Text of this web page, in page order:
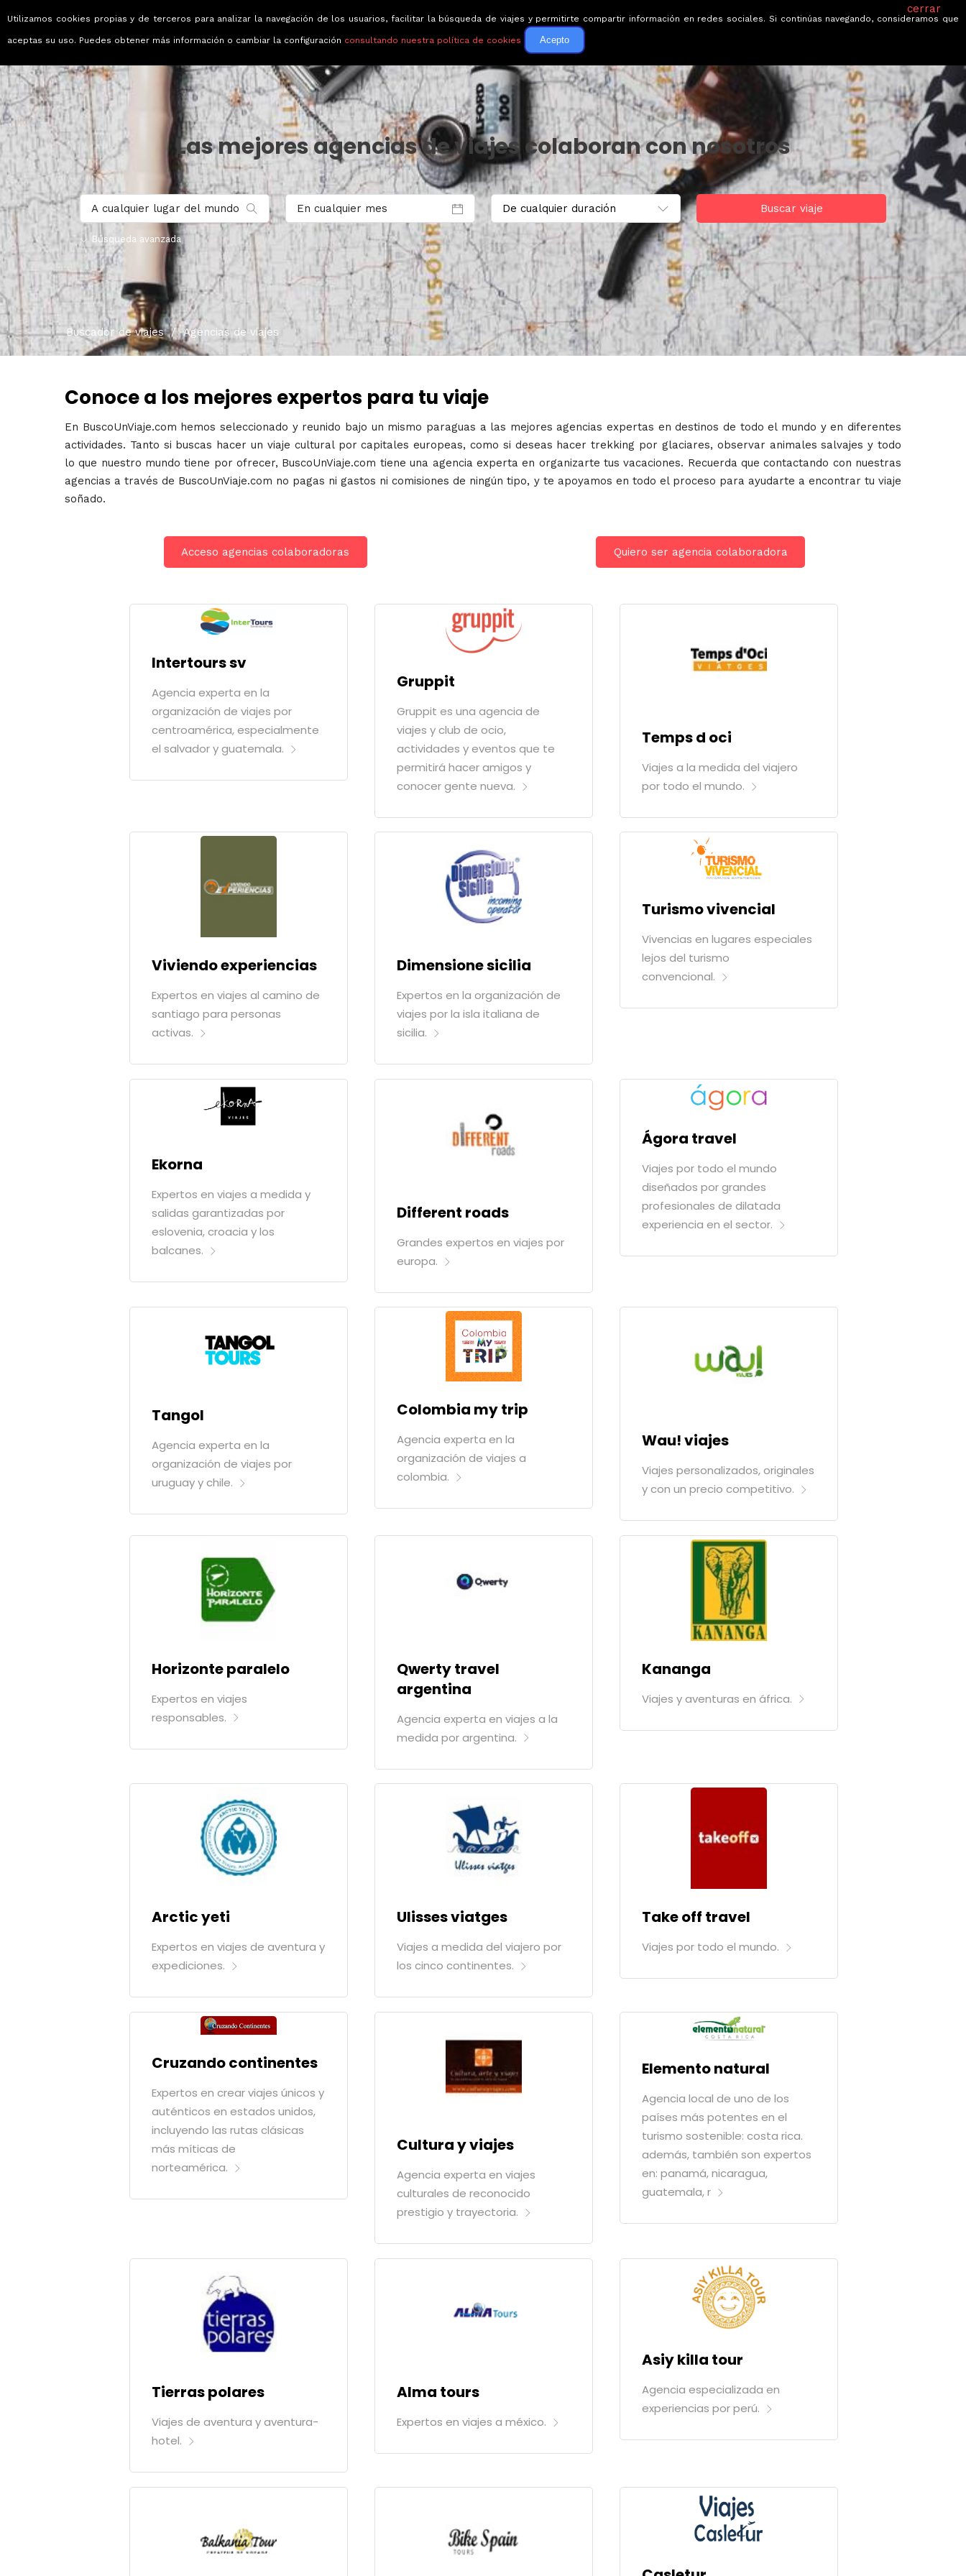
Viajes que emocionan
Circuitos Guías de viaje Ofertas Blog Quiénes somos
Las mejores agencias de viajes colaboran con nosotros
Búsqueda avanzada
Buscador de viajes / Agencias de viajes
Conoce a los mejores expertos para tu viaje
En BuscoUnViaje.com hemos seleccionado y reunido bajo un mismo paraguas a las mejores agencias expertas en destinos de todo el mundo y en diferentes
actividades. Tanto si buscas hacer un viaje cultural por capitales europeas, como si deseas hacer trekking por glaciares, observar animales salvajes y todo
lo que nuestro mundo tiene por ofrecer, BuscoUnViaje.com tiene una agencia experta en organizarte tus vacaciones. Recuerda que contactando con nuestras
agencias a través de BuscoUnViaje.com no pagas ni gastos ni comisiones de ningún tipo, y te apoyamos en todo el proceso para ayudarte a encontrar tu viaje
soñado.
Acceso agencias colaboradoras Quiero ser agencia colaboradora
Intertours sv
Agencia experta en la
organización de viajes por
centroamérica, especialmente
el salvador y guatemala.
Gruppit
Gruppit es una agencia de
viajes y club de ocio,
actividades y eventos que te
permitirá hacer amigos y
conocer gente nueva.
Temps d oci
Viajes a la medida del viajero
por todo el mundo.
Viviendo experiencias
Expertos en viajes al camino de
santiago para personas
activas.
Dimensione sicilia
Expertos en la organización de
viajes por la isla italiana de
sicilia.
Turismo vivencial
Vivencias en lugares especiales
lejos del turismo
convencional.
Ekorna
Expertos en viajes a medida y
salidas garantizadas por
eslovenia, croacia y los
balcanes.
Different roads
Grandes expertos en viajes por
europa.
Ágora travel
Viajes por todo el mundo
diseñados por grandes
profesionales de dilatada
experiencia en el sector.
Tangol
Agencia experta en la
organización de viajes por
uruguay y chile.
Colombia my trip
Agencia experta en la
organización de viajes a
colombia.
Wau! viajes
Viajes personalizados, originales
y con un precio competitivo.
Horizonte paralelo
Expertos en viajes
responsables.
Qwerty travel
argentina
Agencia experta en viajes a la
medida por argentina.
Kananga
Viajes y aventuras en áfrica.
Arctic yeti
Expertos en viajes de aventura y
expediciones.
Ulisses viatges
Viajes a medida del viajero por
los cinco continentes.
Take off travel
Viajes por todo el mundo.
Cruzando continentes
Expertos en crear viajes únicos y
auténticos en estados unidos,
incluyendo las rutas clásicas
más míticas de
norteamérica.
Cultura y viajes
Agencia experta en viajes
culturales de reconocido
prestigio y trayectoria.
Elemento natural
Agencia local de uno de los
países más potentes en el
turismo sostenible: costa rica.
además, también son expertos
en: panamá, nicaragua,
guatemala, r
Tierras polares
Viajes de aventura y aventura-
hotel.
Alma tours
Expertos en viajes a méxico.
Asiy killa tour
Agencia especializada en
experiencias por perú.
cerrar
Utilizamos cookies propias y de terceros para analizar la navegación de los usuarios, facilitar la búsqueda de viajes y permitirte compartir información en redes sociales. Si continúas navegando, consideramos que
aceptas su uso. Puedes obtener más información o cambiar la configuración consultando nuestra política de cookies Acepto